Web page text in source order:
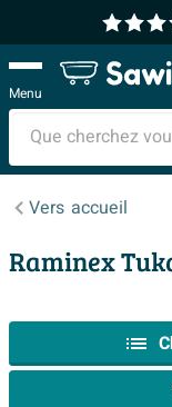
Menu
Vers accueil
Raminex